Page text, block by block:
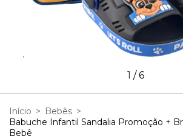
1 /6
Início > Bebês >
Babuche Infantil Sandalia Promoção +
Bebê